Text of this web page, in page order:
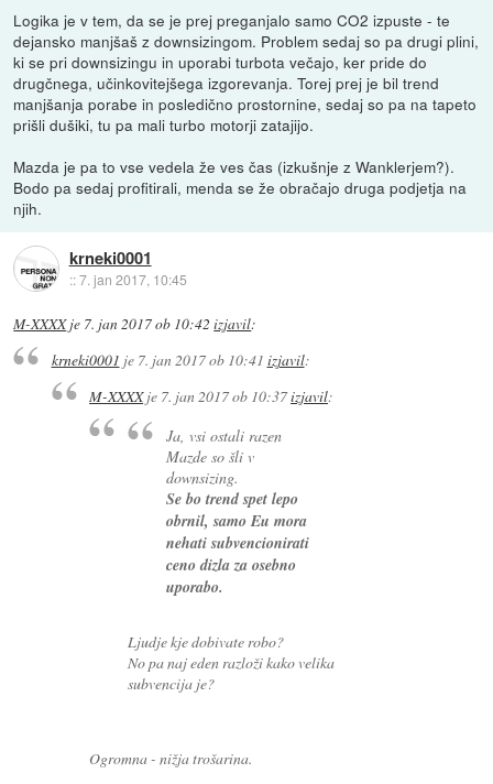
Logika je v tem, da se je prej preganjalo samo CO2 izpuste - te
dejansko manjšaš z downsizingom. Problem sedaj so pa drugi plini,
ki se pri downsizingu in uporabi turbota večajo, ker pride do
drugčnega, učinkovitejšega izgorevanja. Torej prej je bil trend
manjšanja porabe in posledično prostornine, sedaj so pa na tapeto
prišli dušiki, tu pa mali turbo motorji zatajijo.
Mazda je pa to vse vedela že ves čas (izkušnje z Wanklerjem?).
Bodo pa sedaj profitirali, menda se že obračajo druga podjetja na
njih.
krneki0001
::7. jan 2017, 10:45
M-XXXXje 7. jan 2017 ob 10:42 izjavil:
krneki0001 je 7. jan 2017 ob 10:41 izjavil:
M-XXXXje 7. jan 2017 ob 10:37izjavil:
Ja, vsi ostali razen
Mazde so šli v
downsizing.
Se bo trend spet lepo
obrnil, samo Eu mora
nehati subvencionirati
ceno dizla za osebno
uporabo.
Ljudje kje dobivate robo?
No pa naj eden razloži kako velika
subvencija je?
Ogromna - nižja trošarina.